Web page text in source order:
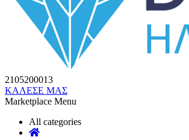
2105200013
ΚΑΛΕΣΕ ΜΑΣ
Marketplace Menu
All categories